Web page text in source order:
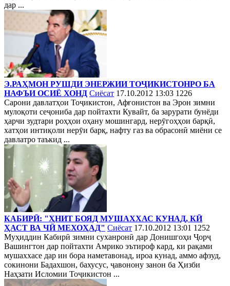
дар ...
Э.РАҲМОН РУШДИ ЭНЕРЖИИ ТОҶИКИСТОНРО БА
НАФЪИ ОСИЁ ХОНД Сиёсат 17.10.2012 13:03 1226
Сарони давлатҳои Тоҷикистон, Афғонистон ва Эрон зимни
мулоқоти сеҷониба дар пойтахти Кувайт, ба зарурати бунёди
ҳарчи зудтари роҳҳои оҳану мошингард, нерӯгоҳҳои барқӣ,
хатҳои интиқоли нерӯи барқ, нафту газ ва обрасонӣ миёни се
давлатро таъкид ...
КАБИРӢ: "ҲНИТ БОЯД МУШАХХАС КУНАД, КӢ
ҲАСТ ВА ЧӢ МЕХОҲАД" Сиёсат 17.10.2012 13:01 1252
Муҳиддин Кабирӣ зимни суханронӣ дар Донишгоҳи Ҷорҷ
Вашингтон дар пойтахти Амрико эътироф кард, ки рақами
мушаххасе дар ин бора наметавонад, ироа кунад, аммо афзуд,
сокинони Бадахшон, бахусус, ҷавонону занон ба Ҳизби
Наҳзати Исломии Тоҷикистон ...